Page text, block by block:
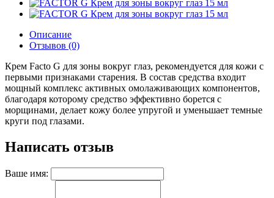
Описание
Отзывов (0)
Крем Facto G для зоны вокруг глаз, рекомендуется для кожи с
первыми признаками старения. В состав средства входит
мощный комплекс активных омолаживающих компонентов,
благодаря которому средство эффективно борется с
морщинами, делает кожу более упругой и уменьшает темные
круги под глазами.
Написать отзыв
Ваше имя: